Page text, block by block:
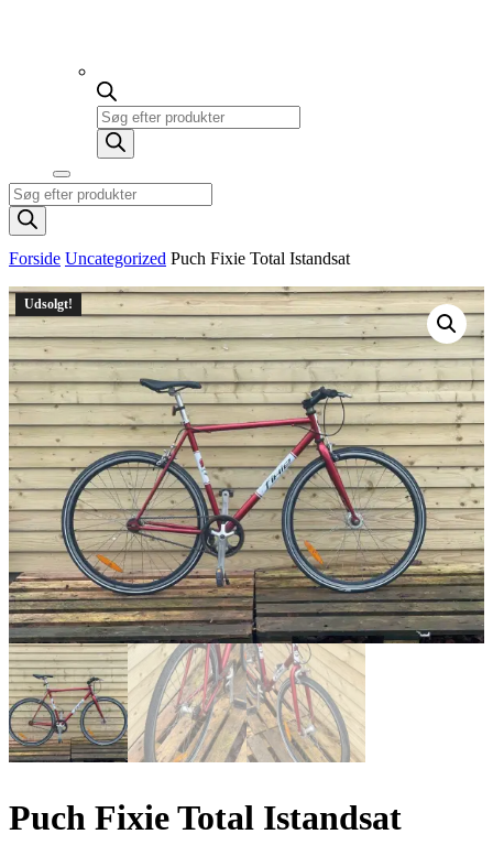
Products
search
Products
search
Forside Uncategorized Puch Fixie Total Istandsat
Udsolgt!
Puch Fixie Total Istandsat